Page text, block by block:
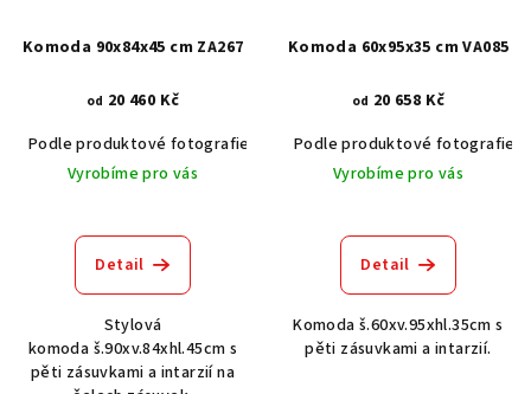
Komoda 90x84x45 cm ZA267
od 20 460 Kč
Podle produktové fotografie
Akát vintage BT1551
Dub světlý
Vyrobíme pro vás
Detail
Stylová
komoda š.90xv.84xhl.45cm s
pěti zásuvkami a intarzií na
Komoda 60x95x35 cm VA085
od 20 658 Kč
Podle produktové fotografie
Vyrobíme pro vás
Detail
Komoda š.60xv.95xhl.35cm s
pěti zásuvkami a intarzií.